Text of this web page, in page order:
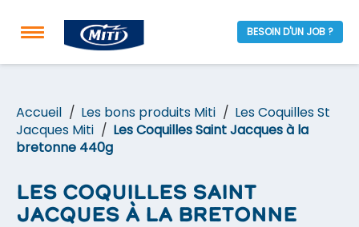
BESOIN D'UN JOB ?
Accueil Les bons produits Miti
Les Coquilles St
Jacques Miti
Les Coquilles Saint Jacques à la
bretonne 440g
Les Coquilles Saint
Jacques à la bretonne